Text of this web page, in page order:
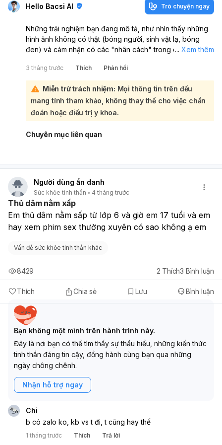
Hello Bacsi AI Trò chuyện ngay
Những trải nghiệm bạn đang mô tả, như nhìn thấy những
hình ảnh không có thật (bóng người, sinh vật lạ, bóng
đen) và cảm nhận có các "nhân cách" trong cơ thể, có
Trong y học, những hiện tượng này thường được gọi là ảo
giác hoặc các triệu chứng của một số tình trạng sức khỏe
tâm thần:
Sức khỏe tinh thần đóng vai trò quan trọng trong cách
chúng ta cảm nhận, suy nghĩ và hành động. Khi có những
dấu hiệu bất thường như bạn đang trải qua, việc tìm kiếm
sự hỗ trợ từ chuyên gia là rất cần thiết. Theo thông tin đã
về tình trạng của mình và nhận được sự tư vấn chính xác,
(Psychiatrist) hoặc chuyên gia tâm lý (Psychologist). Họ
sẽ lắng nghe kỹ hơn về những trải nghiệm của bạn, đánh
giá toàn diện và đưa ra chẩn đoán phù hợp, từ đó có thể
đề xuất phương pháp hỗ trợ hoặc điều trị cần thiết.
... Xem thêm
3 tháng trước Thích Phản hồi
Miễn trừ trách nhiệm: Mọi thông tin trên đều
mang tính tham khảo, không thay thế cho việc chẩn
đoán hoặc điều trị y khoa.
Chuyên mục liên quan
Người dùng ẩn danh
Sức khỏe tinh thần 4 tháng trước
Thủ dâm nằm xấp
Em thủ dâm nằm sấp từ lớp 6 và giờ em 17 tuổi và em
hay xem phim sex thường xuyên có sao không ạ em
Vấn đề sức khỏe tinh thần khác
Thích Chia sẻ Lưu Bình luận
8429 2 Thích3 Bình luận
Bạn không một mình trên hành trình này.
Đây là nơi bạn có thể tìm thấy sự thấu hiểu, những kiến thức
tinh thần đáng tin cậy, đồng hành cùng bạn qua những
ngày chông chênh.
Nhận hỗ trợ ngay
Chi
b có zalo ko, kb vs t đi, t cũng hay thế
1 tháng trước Thích Trả lời